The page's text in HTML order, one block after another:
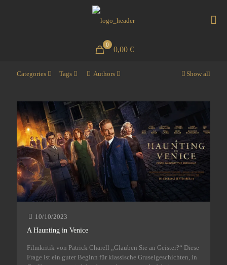
0
0,00 €
Categories Tags Authors Show all
10/10/2023
A Haunting in Venice
Filmkritik von Patrick Charell „Glauben Sie an Geister?“ Diese
Frage ist ein guter Beginn für klassische Gruselgeschichten, in